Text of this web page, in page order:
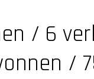
/ 6
/